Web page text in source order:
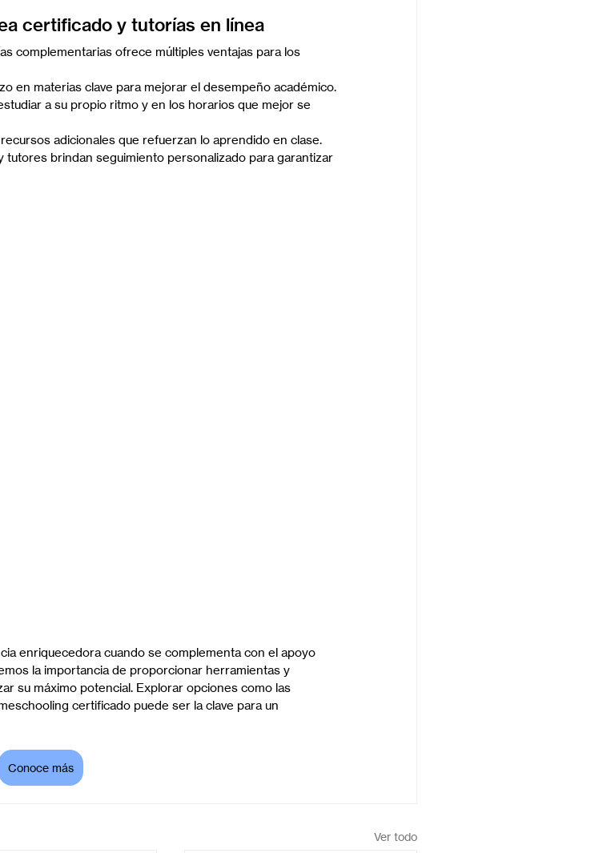
certificado y tutorías en línea
complementarias ofrece múltiples ventajas para los
en materias clave para mejorar el desempeño académico.
a su propio ritmo y en los horarios que mejor se
adicionales que refuerzan lo aprendido en clase.
brindan seguimiento personalizado para garantizar
enriquecedora cuando se complementa con el apoyo
la importancia de proporcionar herramientas y
su máximo potencial. Explorar opciones como las
certificado puede ser la clave para un
Conoce más
Ver todo